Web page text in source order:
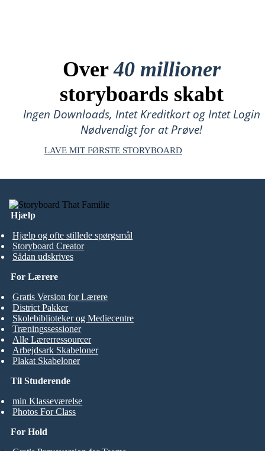
Over40 millioner
storyboards skabt
Ingen Downloads, Intet Kreditkort og Intet Login
Nødvendigt for at Prøve!
LAVE MIT FØRSTE STORYBOARD
Hjælp
Hjælp og ofte stillede spørgsmål
Storyboard Creator
Sådan udskrives
Til Studerende
min Klasseværelse
Photos For Class
For Lærere
Gratis Version for Lærere
District Pakker
Skolebiblioteker og Mediecentre
Træningssessioner
Alle Lærerressourcer
Arbejdsark Skabeloner
Plakat Skabeloner
For Hold